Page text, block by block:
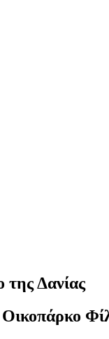
της Δανίας
Οικοπάρκο